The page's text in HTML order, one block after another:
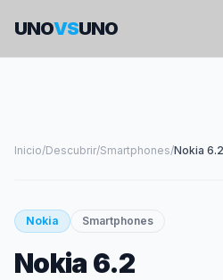
UNOVSUNO
Inicio/Descubrir/Smartphones/Nokia 6.2
smartphone
NOKIA
Nokia Smartphones
Nokia 6.2